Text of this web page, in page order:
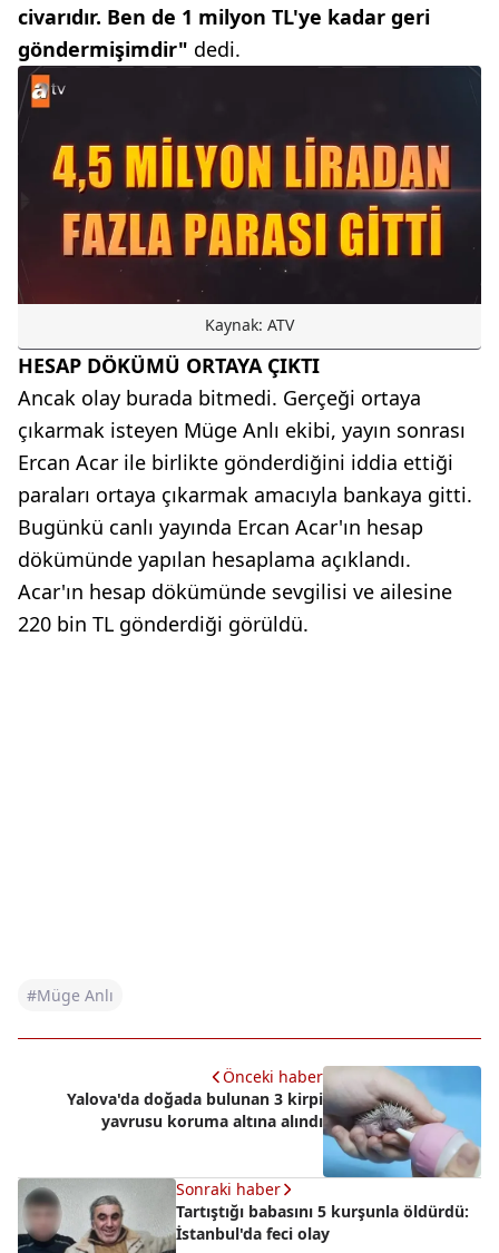
civarıdır. Ben de 1 milyon TL'ye kadar geri
göndermişimdir" dedi.
Kaynak: ATV
HESAP DÖKÜMÜ ORTAYA ÇIKTI
Ancak olay burada bitmedi. Gerçeği ortaya
çıkarmak isteyen Müge Anlı ekibi, yayın sonrası
Ercan Acar ile birlikte gönderdiğini iddia ettiği
paraları ortaya çıkarmak amacıyla bankaya gitti.
Bugünkü canlı yayında Ercan Acar'ın hesap
dökümünde yapılan hesaplama açıklandı.
Acar'ın hesap dökümünde sevgilisi ve ailesine
220 bin TL gönderdiği görüldü.
#Müge Anlı
Önceki haber
Yalova'da doğada bulunan 3 kirpi
yavrusu koruma altına alındı
Sonraki haber
Tartıştığı babasını 5 kurşunla öldürdü:
İstanbul'da feci olay